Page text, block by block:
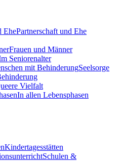
Partnerschaft und Ehe
Frauen und Männer
Seniorenalter
Seelsorge
Vielfalt
In allen Lebensphasen
Kindertagesstätten
Schulen &